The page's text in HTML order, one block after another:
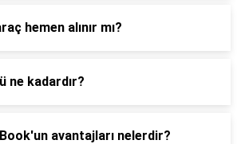
hemen alınır mı?
ne kadardır?
avantajları nelerdir?